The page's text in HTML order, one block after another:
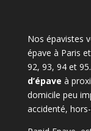
Nos épavistes
épave à Paris
92, 93, 94 et
d’épave à
domicile peu
accidenté,